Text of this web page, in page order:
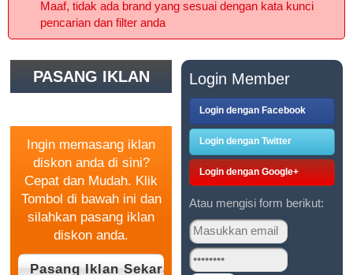
Maaf, tidak ada brand yang sesuai dengan kata kunci
pencarian dan filter anda
PASANG IKLAN
Ingin memasang iklan
diskon anda di sini?
Cepat dan Mudah. Klik
Tombol di bawah ini dan
silahkan pasang iklan
diskon anda.
Login Member
Login dengan Facebook
Login dengan Twitter
Login dengan Google+
Atau mengisi form berikut: